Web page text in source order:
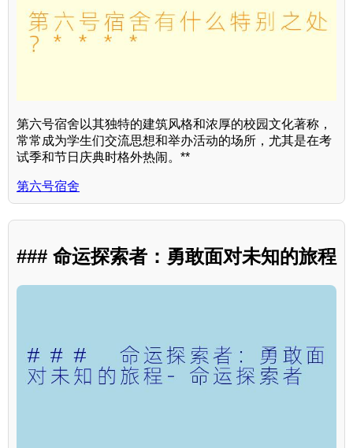
第六号宿舍以其独特的建筑风格和浓厚的校园文化著称，
常常成为学生们交流思想和举办活动的场所，尤其是在考
试季和节日庆典时格外热闹。**
第六号宿舍
### 命运探索者：勇敢面对未知的旅程